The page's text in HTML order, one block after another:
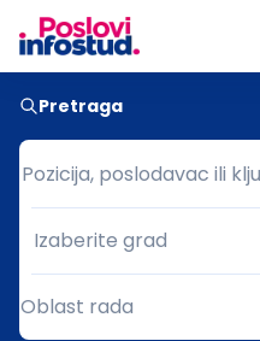
Pretraga
Pozicija, poslodavac ili
Pozicija, poslodavac ili
Grad
Izaberite grad
Oblast rada